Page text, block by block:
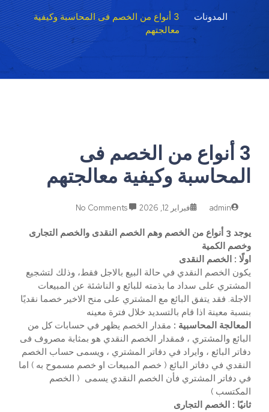
المدونات
3 أنواع من الخصم فى المحاسبة وكيفية
معالجتهم
3 أنواع من الخصم فى
المحاسبة وكيفية معالجتهم
admin فبراير 12, 2026
يوجد 3 أنواع من الخصم وهم الخصم النقدى والخصم التجارى
وخصم الكمية
اولًا : الخصم النقدى
يكون الخصم النقدي في حالة البيع بالاجل فقط، وذلك لتشجيع
المشتري على سداد ما بذمته للبائع و الناشئة عن المبيعات
الاجلة. فقد يتفق البائع مع المشتري على منح الاخير خصما نقديًا
بنسبة معينة اذا قام بالتسديد خلال فترة معينه
المعالجة المحاسبية : مقدار الخصم يظهر في حسابات كل من
البائع والمشتري ، فمقدار الخصم النقدي هو بمثابة مصروف فى
دفاتر البائع ، وايراد في دفاتر المشتري ، ويسمى حساب الخصم
النقدي في دفاتر البائع ( خصم المبيعات او خصم مسموح به ) اما
في دفاتر المشتري فأن الخصم النقدي يسمى ( الخصم
المكتسب )
ثانيًا : الخصم التجارى